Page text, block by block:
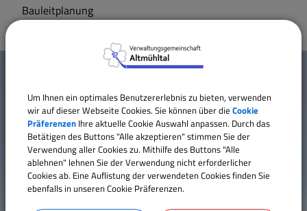
Gemeinderat
Mitteilungsblatt
Wohnen und Bauen
Bildung und Soziales
Bauleitplanung
c
h
t
Kontakt
Inhaltsverzeichnis
Impressum
Datenschutz
Erklärung zur Barrierefreiheit
Um Ihnen ein optimales Benutzererlebnis zu bieten, verwenden
wir auf dieser Webseite Cookies. Sie können über die Cookie
Präferenzen Ihre aktuelle Cookie Auswahl anpassen. Durch das
Betätigen des Buttons "Alle akzeptieren" stimmen Sie der
Verwendung aller Cookies zu. Mithilfe des Buttons "Alle
ablehnen" lehnen Sie der Verwendung nicht erforderlicher
Cookies ab. Eine Auflistung der verwendeten Cookies finden Sie
ebenfalls in unseren Cookie Präferenzen.